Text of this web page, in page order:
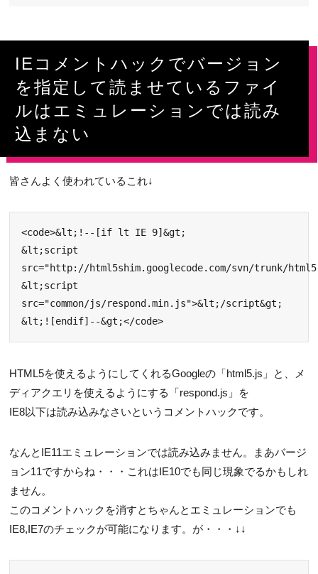
IEコメントハックでバージョン
を指定して読ませているファイ
ルはエミュレーションでは読み
込まない
皆さんよく使われているこれ↓
<code>&lt;!--[if lt IE 9]&gt;
&lt;script
src="http://html5shim.googlecode.com/svn/trunk/
&lt;script
src="common/js/respond.min.js">&lt;/script&gt;
&lt;![endif]--&gt;</code>
HTML5を使えるようにしてくれるGoogleの「html5.js」と、メ
ディアクエリを使えるようにする「respond.js」を
IE8以下は読み込みなさいというコメントハックです。
なんとIE11エミュレーションでは読み込みません。まあバージ
ョン11ですからね・・・これはIE10でも同じ現象でるかもしれ
ません。
このコメントハックを消すとちゃんとエミュレーションでも
IE8,IE7のチェックが可能になります。が・・・↓↓